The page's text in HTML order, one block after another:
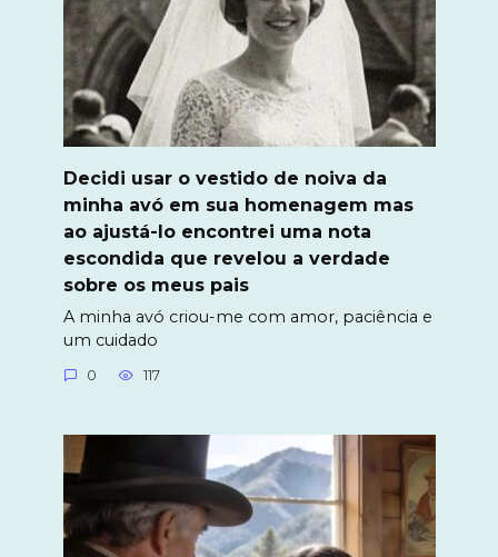
Decidi usar o vestido de noiva da
minha avó em sua homenagem mas
ao ajustá-lo encontrei uma nota
escondida que revelou a verdade
sobre os meus pais
A minha avó criou-me com amor, paciência e
um cuidado
0 117